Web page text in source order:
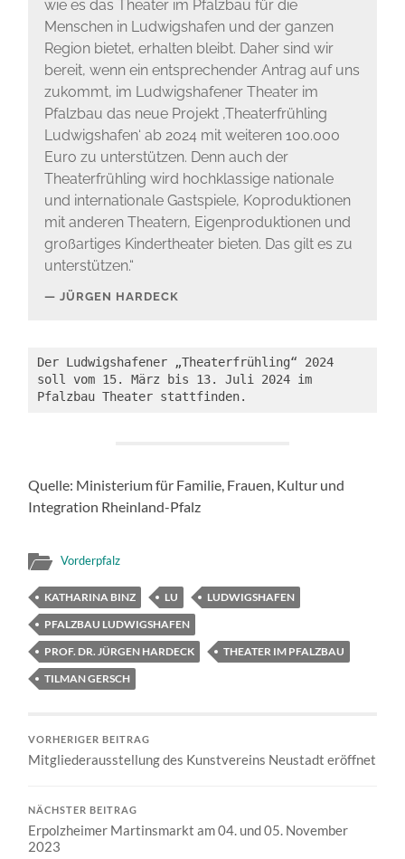
wie es das Theater im Pfalzbau für die
Menschen in Ludwigshafen und der ganzen
Region bietet, erhalten bleibt. Daher sind wir
bereit, wenn ein entsprechender Antrag auf uns
zukommt, im Ludwigshafener Theater im
Pfalzbau das neue Projekt ‚Theaterfrühling
Ludwigshafen‘ ab 2024 mit weiteren 100.000
Euro zu unterstützen. Denn auch der
Theaterfrühling wird hochklassige nationale
und internationale Gastspiele, Koproduktionen
mit anderen Theatern, Eigenproduktionen und
großartiges Kindertheater bieten. Das gilt es zu
unterstützen.“
JÜRGEN HARDECK
Der Ludwigshafener „Theaterfrühling“ 2024
soll vom 15. März bis 13. Juli 2024 im
Pfalzbau Theater stattfinden.
Quelle: Ministerium für Familie, Frauen, Kultur und
Integration Rheinland-Pfalz
Vorderpfalz
KATHARINA BINZ LU
LUDWIGSHAFEN
PFALZBAU LUDWIGSHAFEN
PROF. DR. JÜRGEN HARDECK
THEATER IM PFALZBAU
TILMAN GERSCH
VORHERIGER BEITRAG
Mitgliederausstellung des Kunstvereins Neustadt eröffnet
NÄCHSTER BEITRAG
Erpolzheimer Martinsmarkt am 04. und 05. November
2023